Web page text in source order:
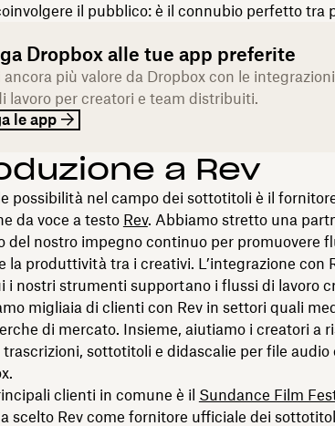
il pubblico: è il connubio perfetto tra
Dropbox alle tue app preferite
più valore da Dropbox con le
lavoro per creatori e team distribuiti.
le app
a Rev
possibilità nel campo dei sottotitoli è il
da voce a testo Rev. Abbiamo stretto una
del nostro impegno continuo per promuovere
la produttività tra i creativi. L’integrazione con
i nostri strumenti supportano i flussi di lavoro
migliaia di clienti con Rev in settori quali
di mercato. Insieme, aiutiamo i creatori a
sottotitoli e didascalie per file
clienti in comune è il Sundance Film
scelto Rev come fornitore ufficiale dei